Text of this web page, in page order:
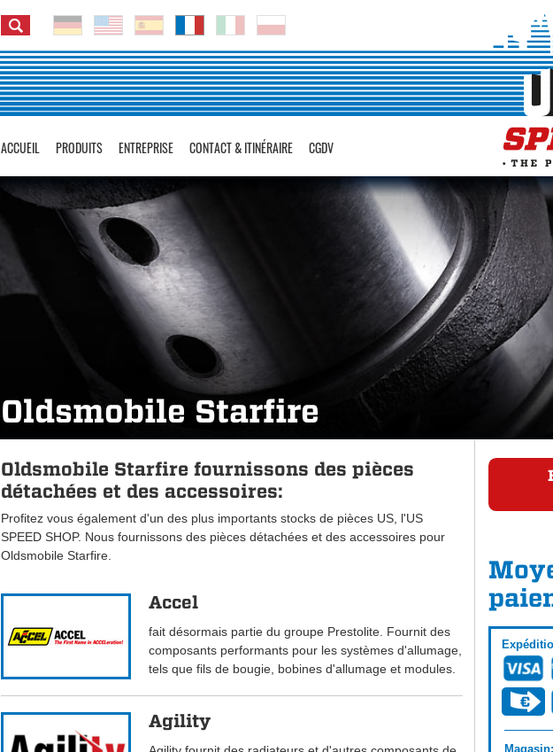
ACCUEIL PRODUITS ENTREPRISE CONTACT & ITINÉRAIRE CGDV
Oldsmobile Starfire
Oldsmobile Starfire fournissons des pièces
détachées et des accessoires:
Profitez vous également d'un des plus importants stocks de pièces US, l'US
SPEED SHOP. Nous fournissons des pièces détachées et des accessoires pour
Oldsmobile Starfire.
Accel
fait désormais partie du groupe Prestolite. Fournit des
composants performants pour les systèmes d'allumage,
tels que fils de bougie, bobines d'allumage et modules.
Agility
Magasin: